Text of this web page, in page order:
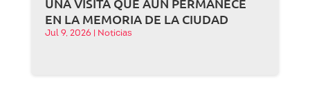
UNA VISITA QUE AÚN PERMANECE
EN LA MEMORIA DE LA CIUDAD
Jul 9, 2026 Noticias